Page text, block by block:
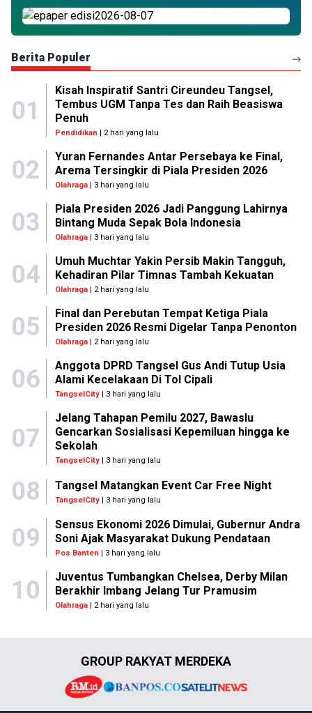
Berita Populer
01
Kisah Inspiratif Santri Cireundeu Tangsel,
Tembus UGM Tanpa Tes dan Raih Beasiswa
Penuh
Pendidikan | 2 hari yang lalu
02
Yuran Fernandes Antar Persebaya ke Final,
Arema Tersingkir di Piala Presiden 2026
Olahraga| 3 hari yang lalu
03
Piala Presiden 2026 Jadi Panggung Lahirnya
Bintang Muda Sepak Bola Indonesia
Olahraga| 3 hari yang lalu
04
Umuh Muchtar Yakin Persib Makin Tangguh,
Kehadiran Pilar Timnas Tambah Kekuatan
Olahraga| 2 hari yang lalu
05
Final dan Perebutan Tempat Ketiga Piala
Presiden 2026 Resmi Digelar Tanpa Penonton
Olahraga| 2 hari yang lalu
06
Anggota DPRD Tangsel Gus Andi Tutup Usia
Alami Kecelakaan Di Tol Cipali
TangselCity| 3 hari yang lalu
07
Jelang Tahapan Pemilu 2027, Bawaslu
Gencarkan Sosialisasi Kepemiluan hingga ke
Sekolah
TangselCity| 3 hari yang lalu
08 Tangsel Matangkan Event Car Free Night
TangselCity | 3 hari yang lalu
09
Sensus Ekonomi 2026 Dimulai, Gubernur Andra
Soni Ajak Masyarakat Dukung Pendataan
Pos Banten | 3 hari yang lalu
10
Juventus Tumbangkan Chelsea, Derby Milan
Berakhir Imbang Jelang Tur Pramusim
Olahraga| 2 hari yang lalu
GROUP RAKYAT MERDEKA